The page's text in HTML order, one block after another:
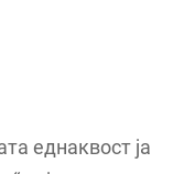
еднаквост ја